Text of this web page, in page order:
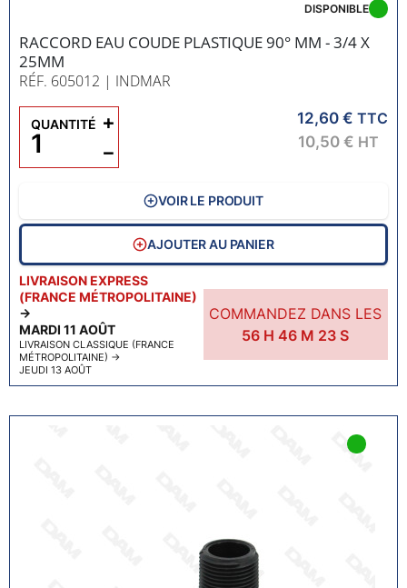
RACCORD EAU COUDE PLASTIQUE 90° MM - 3/4 X
25MM
RÉF. 605012 | INDMAR
LIVRAISON EXPRESS
(FRANCE MÉTROPOLITAINE)
→
MARDI 11 AOÛT
LIVRAISON CLASSIQUE (FRANCE
MÉTROPOLITAINE) →
JEUDI 13 AOÛT
COMMANDEZ DANS LES
56 H46 M 22 S
DISPONIBLE
12,60 € TTC
10,50 € HT
QUANTITÉ
−
+
VOIR LE PRODUIT
AJOUTER AU PANIER